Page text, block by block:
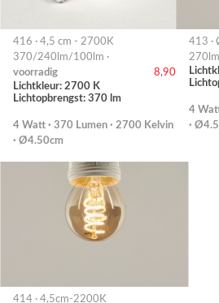
416 · 4,5 cm - 2700K
370/240lm/100lm ·
voorradig
8,90
Lichtkleur: 2700 K
Lichtopbrengst: 370 lm
4 Watt · 370 Lumen · 2700 Kelvin
· Ø4.50cm
413 ·
270lm
4
·
414 · 4,5cm-2200K